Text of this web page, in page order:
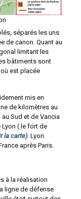
séparés les uns
de canon. Quant au
limitant les
bâtiments sont
est placée
mis en
de kilomètres au
Sud et de Vancia
( le fort de
la carte). Lyon
après Paris.
à la réalisation
ligne de défense